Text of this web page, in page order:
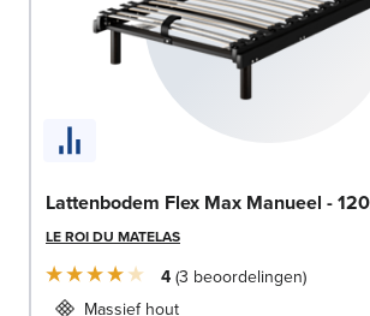
Lattenbodem Flex Max Manueel -
LE ROI DU MATELAS
4 3 beoordelingen
Massief hout